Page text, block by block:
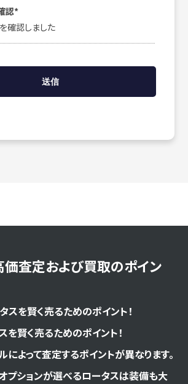
認*
確認しました
価査定および買取のポイン
スを賢く売るためのポイント！
を賢く売るためのポイント！
によって査定するポイントが異なります。
プションが選べるロータスは装備も大